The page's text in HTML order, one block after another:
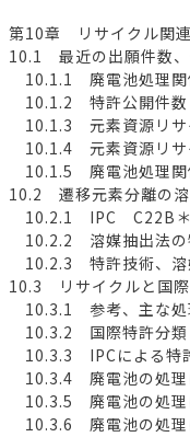
第10章 リサイクル関
10.1 最近の出願件数、
10.1.1 廃電池処理関
10.1.2 特許公開件数
10.1.3 元素資源リサ
10.1.4 元素資源リサ
10.1.5 廃電池処理関
10.2 遷移元素分離の溶
10.2.1 IPC C22B＊
10.2.2 溶媒抽出法の
10.2.3 特許技術、溶
10.3 リサイクルと国際
10.3.1 参考、主な処
10.3.2 国際特許分類
10.3.3 IPCによる特
10.3.4 廃電池の処理
10.3.5 廃電池の処理
10.3.6 廃電池の処理